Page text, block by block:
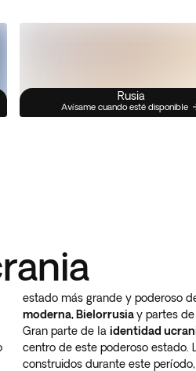
Rusia
Avísame cuando esté disponible
estado más grande y poderoso
moderna, Bielorrusiay partes de
Gran parte de la identidad
centro de este poderoso estado.
construidos durante este